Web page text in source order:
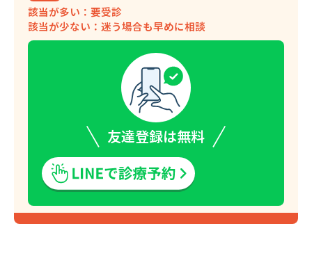
該当が多い：要受診
該当が少ない：迷う場合も早めに相談
友達登録は無料